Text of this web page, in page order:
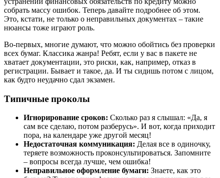
собрать массу ошибок. Теперь давайте подробнее об этом.
Это, кстати, не только о неправильных документах – такие
нюансы тоже играют роль.
Во-первых, многие думают, что можно обойтись без проверки
всех бумаг. Классика жанра! Ребят, если у вас в пакете не
хватает документации, это риски, как, например, отказ в
регистрации. Бывает и такое, да. И ты сидишь потом с лицом,
как будто неудачно сдал экзамен.
Типичные проколы
Игнорирование сроков: Сколько раз я слышал: «Да, я
сам все сделаю, потом разберусь». И вот, когда приходит
пора, на календаре уже другой месяц!
Недостаточная коммуникация: Делая все в одиночку,
теряете возможность проконсультироваться. Запомните
– вопросы всегда лучше, чем ошибка!
Неправильное оформление бумаги: Знаете, как это